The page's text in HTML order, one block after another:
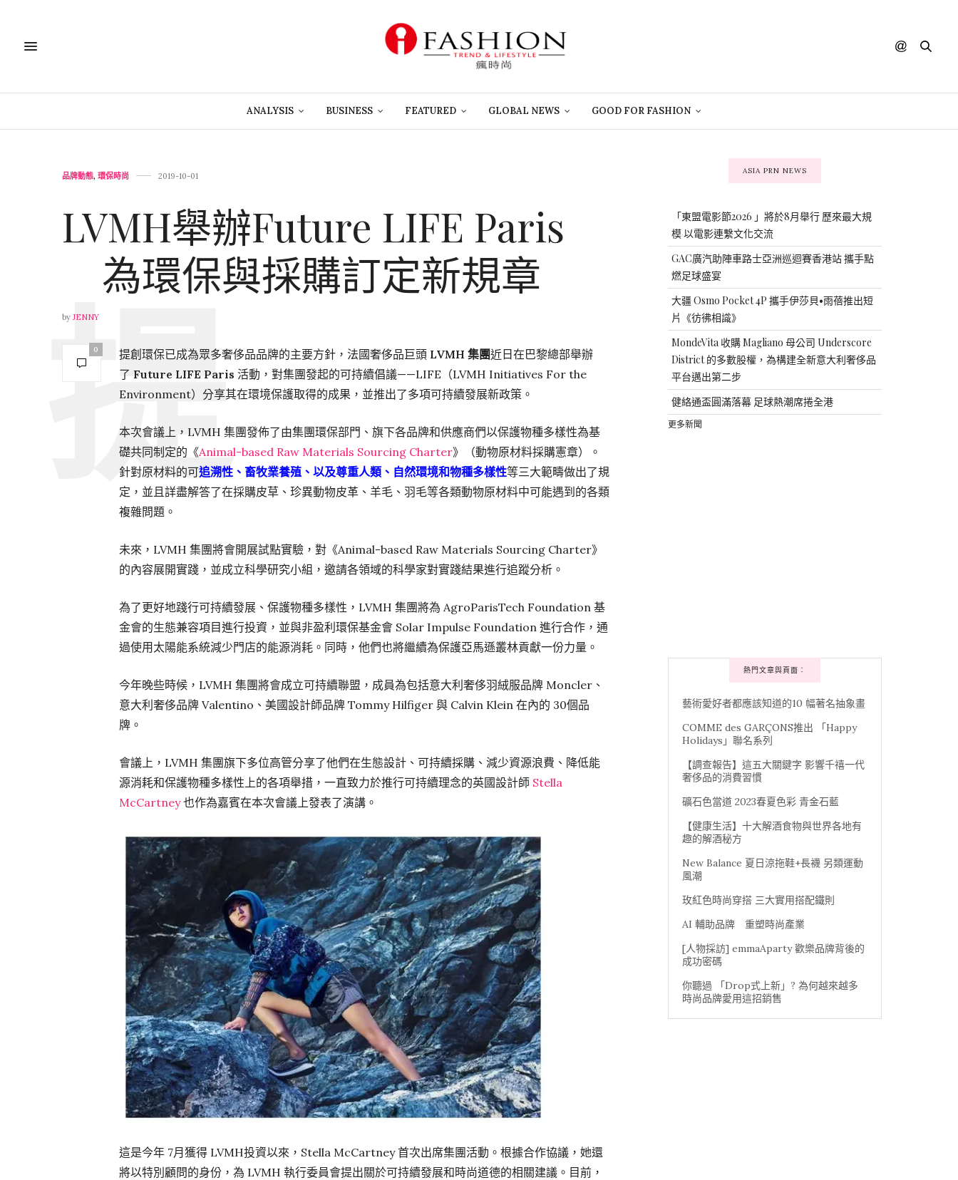
ANALYSIS BUSINESS FEATURED GLOBAL NEWS GOOD FOR FASHION
品牌動態, 環保時尚 2019-10-01
LVMH舉辦Future LIFE Paris
為環保與採購訂定新規章
by JENNY
0 提創環保已成為眾多奢侈品品牌的主要方針，法國奢侈品巨頭 LVMH 集團近日在巴黎總部舉辦
了 Future LIFE Paris 活動，對集團發起的可持續倡議——LIFE（LVMH Initiatives For the
Environment）分享其在環境保護取得的成果，並推出了多項可持續發展新政策。
本次會議上，LVMH 集團發佈了由集團環保部門、旗下各品牌和供應商們以保護物種多樣性為基
礎共同制定的《Animal-based Raw Materials Sourcing Charter》（動物原材料採購憲章）。
針對原材料的可追溯性、畜牧業養殖、以及尊重人類、自然環境和物種多樣性等三大範疇做出了規
定，並且詳盡解答了在採購皮草、珍異動物皮革、羊毛、羽毛等各類動物原材料中可能遇到的各類
複雜問題。
未來，LVMH 集團將會開展試點實驗，對《Animal-based Raw Materials Sourcing Charter》
的內容展開實踐，並成立科學研究小組，邀請各領域的科學家對實踐結果進行追蹤分析。
為了更好地踐行可持續發展、保護物種多樣性，LVMH 集團將為 AgroParisTech Foundation 基
金會的生態兼容項目進行投資，並與非盈利環保基金會 Solar Impulse Foundation 進行合作，通
過使用太陽能系統減少門店的能源消耗。同時，他們也將繼續為保護亞馬遜叢林貢獻一份力量。
今年晚些時候，LVMH 集團將會成立可持續聯盟，成員為包括意大利奢侈羽絨服品牌 Moncler、
意大利奢侈品牌 Valentino、美國設計師品牌 Tommy Hilfiger 與 Calvin Klein 在內的 30個品
牌。
會議上，LVMH 集團旗下多位高管分享了他們在生態設計、可持續採購、減少資源浪費、降低能
源消耗和保護物種多樣性上的各項舉措，一直致力於推行可持續理念的英國設計師 Stella
McCartney也作為嘉賓在本次會議上發表了演講。
這是今年 7月獲得 LVMH投資以來，Stella McCartney 首次出席集團活動。根據合作協議，她還
將以特別顧問的身份，為 LVMH 執行委員會提出關於可持續發展和時尚道德的相關建議。目前，
ASIA PRN NEWS
「東盟電影節2026 」將於8月舉行 歷來最大規
模 以電影連繫文化交流
GAC廣汽助陣車路士亞洲巡迴賽香港站 攜手點
燃足球盛宴
大疆 Osmo Pocket 4P 攜手伊莎貝•雨蓓推出短
片《彷彿相識》
MondeVita 收購 Magliano 母公司 Underscore
District 的多數股權，為構建全新意大利奢侈品
平台邁出第二步
健絡通盃圓滿落幕 足球熱潮席捲全港
更多新聞
熱門文章與頁面︰
藝術愛好者都應該知道的10 幅著名抽象畫
COMME des GARÇONS推出 「Happy
Holidays」聯名系列
【調查報告】這五大關鍵字 影響千禧一代
奢侈品的消費習慣
礦石色當道 2023春夏色彩 青金石藍
【健康生活】十大解酒食物與世界各地有
趣的解酒秘方
New Balance 夏日涼拖鞋+長襪 另類運動
風潮
玫紅色時尚穿搭 三大實用搭配鐵則
AI 輔助品牌 重塑時尚產業
[人物採訪] emmaAparty 歡樂品牌背後的
成功密碼
你聽過 「Drop式上新」? 為何越來越多
時尚品牌愛用這招銷售